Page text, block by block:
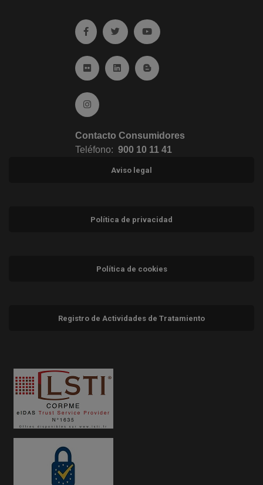
Ir a facebook (abre en ventana nueva)
Ir a twitter (abre en ventana nueva)
Ir a YouTube (abre en
Ir a Flickr (abre en ventana nueva)
Ir a Linkedin (abre en ventana nueva)
Ir al Blog (abre en ventana
Ir a Instagram (abre en ventana nueva)
Contacto Consumidores
Teléfono: 900 10 11 41
Aviso legal
Política de privacidad
Política de cookies
Registro de Actividades de Tratamiento